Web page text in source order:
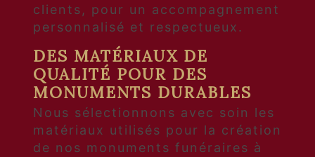
clients, pour un accompagnement
personnalisé et respectueux.
DES MATÉRIAUX DE
QUALITÉ POUR DES
MONUMENTS DURABLES
Nous sélectionnons avec soin les
matériaux utilisés pour la création
de nos monuments funéraires à